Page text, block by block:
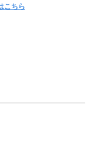
こちら